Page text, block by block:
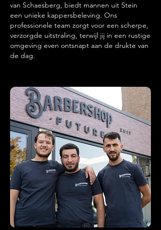
van Schaesberg, biedt mannen uit Stein
een unieke kappersbeleving. Ons
professionele team zorgt voor een scherpe,
verzorgde uitstraling, terwijl jij in een rustige
omgeving even ontsnapt aan de drukte van
de dag.